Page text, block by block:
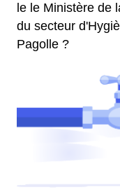
le le Ministère de
du secteur
Pagolle ?